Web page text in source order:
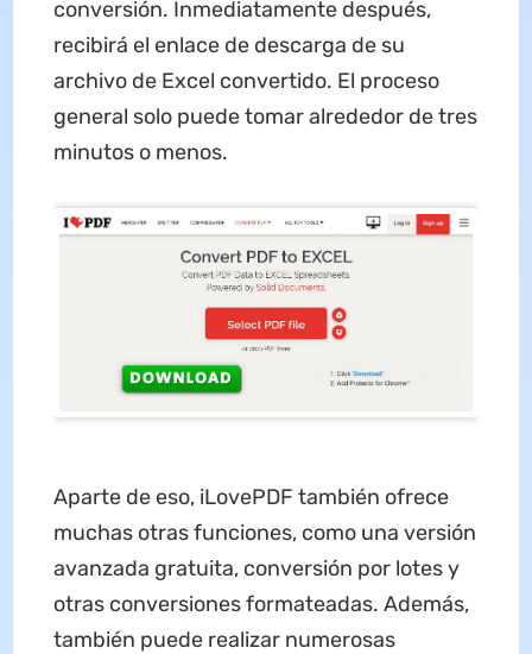
conversión. Inmediatamente después,
recibirá el enlace de descarga de su
archivo de Excel convertido. El proceso
general solo puede tomar alrededor de tres
minutos o menos.
Aparte de eso, iLovePDF también ofrece
muchas otras funciones, como una versión
avanzada gratuita, conversión por lotes y
otras conversiones formateadas. Además,
también puede realizar numerosas